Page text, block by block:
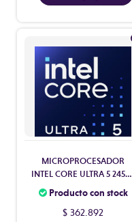
MICROPROCESADOR
INTEL CORE ULTRA 5 245KF
14 CORES S/VIDEO
Producto con stock
$ 362.892